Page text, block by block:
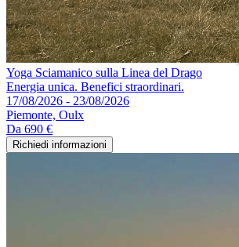
Yoga Sciamanico sulla Linea del Drago
Energia unica. Benefici straordinari.
17/08/2026 - 23/08/2026
Piemonte, Oulx
Da 690 €
Richiedi informazioni